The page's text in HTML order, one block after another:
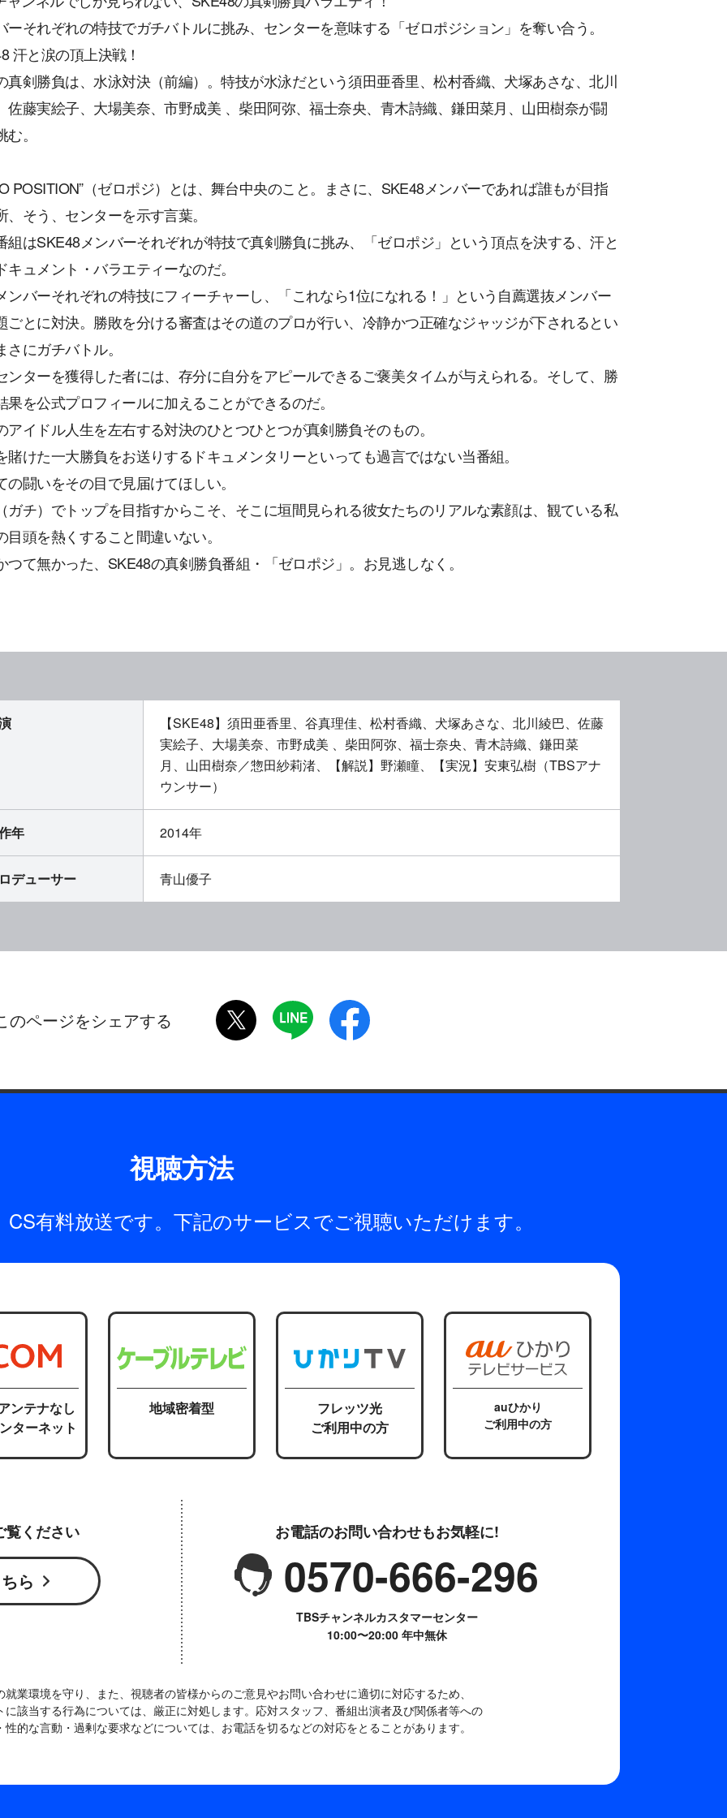
ーそれぞれの特技でガチバトルに挑み、センターを意味する「ゼロポジション」を奪い合う。
汗と涙の頂上決戦！
真剣勝負は、水泳対決（前編）。特技が水泳だという須田亜香里、松村香織、犬塚あさな、北川
佐藤実絵子、大場美奈、市野成美 、柴田阿弥、福士奈央、青木詩織、鎌田菜月、山田樹奈が闘
。
POSITION”（ゼロポジ）とは、舞台中央のこと。まさに、SKE48メンバーであれば誰もが目指
、そう、センターを示す言葉。
組はSKE48メンバーそれぞれが特技で真剣勝負に挑み、「ゼロポジ」という頂点を決する、汗と
キュメント・バラエティーなのだ。
ンバーそれぞれの特技にフィーチャーし、「これなら1位になれる！」という自薦選抜メンバー
ごとに対決。勝敗を分ける審査はその道のプロが行い、冷静かつ正確なジャッジが下されるとい
さにガチバトル。
ンターを獲得した者には、存分に自分をアピールできるご褒美タイムが与えられる。そして、勝
果を公式プロフィールに加えることができるのだ。
アイドル人生を左右する対決のひとつひとつが真剣勝負そのもの。
賭けた一大勝負をお送りするドキュメンタリーといっても過言ではない当番組。
の闘いをその目で見届けてほしい。
ガチ）でトップを目指すからこそ、そこに垣間見られる彼女たちのリアルな素顔は、観ている私
目頭を熱くすること間違いない。
つて無かった、SKE48の真剣勝負番組・「ゼロポジ」。お見逃しなく。
【SKE48】須田亜香里、谷真理佳、松村香織、犬塚あさな、北川綾巴、佐藤
実絵子、大場美奈、市野成美 、柴田阿弥、福士奈央、青木詩織、鎌田菜
月、山田樹奈／惣田紗莉渚、【解説】野瀬瞳、【実況】安東弘樹（TBSアナ
ウンサー）
年 2014年
デューサー 青山優子
のページをシェアする
twitter LINE
視聴方法
有料放送です。下記のサービスでご視聴いただけます。
ンテナなし
ターネット
地域密着型
フレッツ光
ご利用中の方
auひかり
ご利用中の方
覧ください
ら
お電話のお問い合わせもお気軽に!
0570-666-296
TBSチャンネルカスタマーセンター
10:00〜20:00 年中無休
業環境を守り、また、視聴者の皆様からのご意見やお問い合わせに適切に対応するため、
に該当する行為については、厳正に対処します。応対スタッフ、番組出演者及び関係者等への
的な言動・過剰な要求などについては、お電話を切るなどの対応をとることがあります。